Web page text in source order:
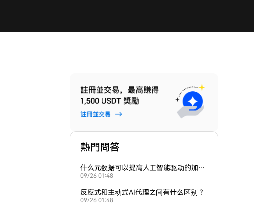
熱門問答
什么元数据可以提高人工智能驱动的加密
货币投资组合应用的排名？
09/26 01:48
反应式和主动式AI代理之间有什么区别？
09/26 01:48